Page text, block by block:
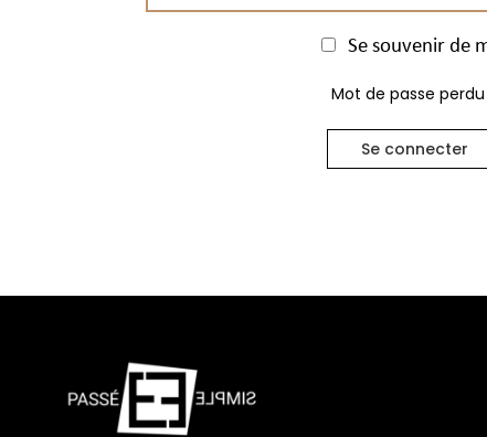
Se souvenir de
Mot de passe perdu
Se connecter